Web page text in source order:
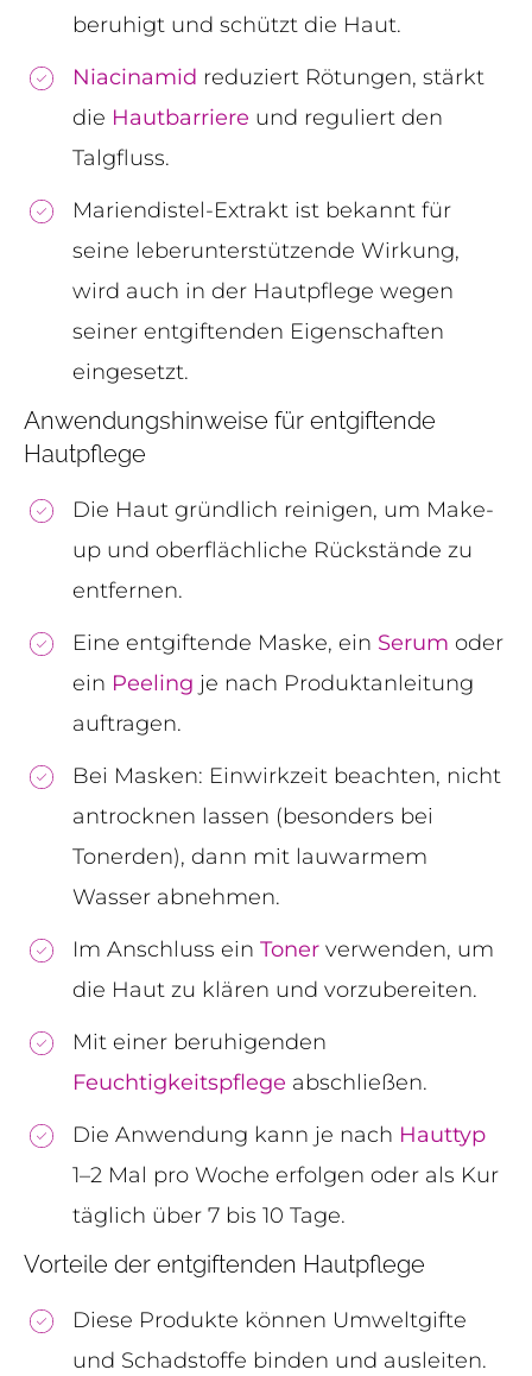
beruhigt und schützt die Haut.
Niacinamid reduziert Rötungen, stärkt
die Hautbarriere und reguliert den
Talgfluss.
Mariendistel-Extrakt ist bekannt für
seine leberunterstützende Wirkung,
wird auch in der Hautpflege wegen
seiner entgiftenden Eigenschaften
eingesetzt.
Anwendungshinweise für entgiftende
Hautpflege
Die Haut gründlich reinigen, um Make-
up und oberflächliche Rückstände zu
entfernen.
Eine entgiftende Maske, ein Serum oder
ein Peeling je nach Produktanleitung
auftragen.
Bei Masken: Einwirkzeit beachten, nicht
antrocknen lassen (besonders bei
Tonerden), dann mit lauwarmem
Wasser abnehmen.
Im Anschluss ein Toner verwenden, um
die Haut zu klären und vorzubereiten.
Mit einer beruhigenden
Feuchtigkeitspflege abschließen.
Die Anwendung kann je nach Hauttyp
1–2 Mal pro Woche erfolgen oder als Kur
täglich über 7 bis 10 Tage.
Vorteile der entgiftenden Hautpflege
Diese Produkte können Umweltgifte
und Schadstoffe binden und ausleiten.